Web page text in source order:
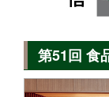
第51回 食